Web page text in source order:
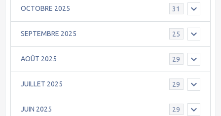
OCTOBRE 2025 31
SEPTEMBRE 2025 25
AOÛT 2025 29
JUILLET 2025 29
JUIN 2025 29